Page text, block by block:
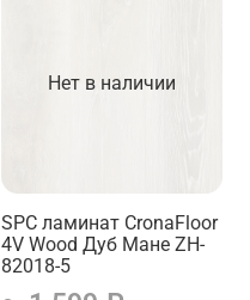
Нет в наличии
SPC ламинат CronaFloor
4V Wood Дуб Мане ZH-
82018-5